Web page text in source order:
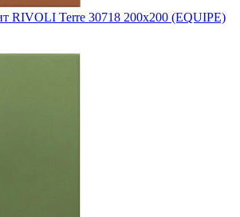
RIVOLI Terre 30718 200x200 (EQUIPE)